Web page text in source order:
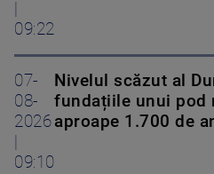
09:22
07-
08-
2026
09:10
Nivelul scăzut al
fundațiile unui pod
aproape 1.700 de